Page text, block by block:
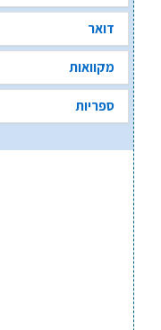
דואר
מקוואות
ספריות